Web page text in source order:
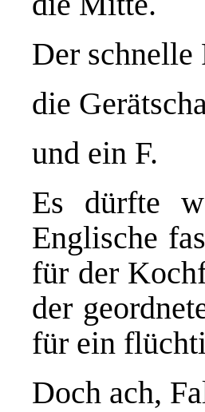
Der schnelle
die
und ein F.
Es dürfte
Englische
für der
der
für ein
Doch ach,